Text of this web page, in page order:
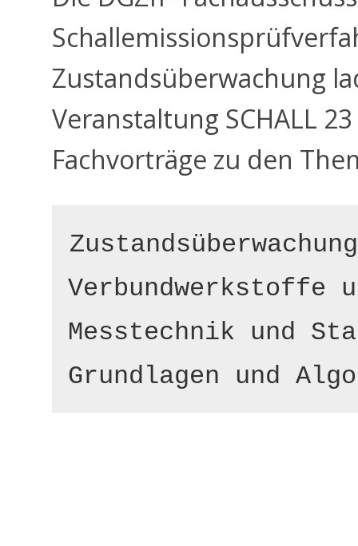
Zustandsüberwachung
Veranstaltung SCHALL
Fachvorträge zu den
Zustandsüberwachung
Verbundwerkstoffe
Messtechnik und
Grundlagen und